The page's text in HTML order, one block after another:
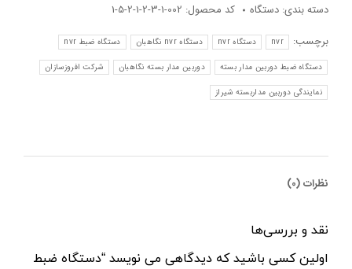
دسته بندی: دستگاه کد محصول: 002-1-3-2-1-2-5-1
برچسب:
nvr دستگاه nvr دستگاه nvr نگاهبان دستگاه ضبط nvr
دستگاه ضبط دوربین مدار بسته دوربین مدار بسته نگاهبان شرکت افروزسازان
نمایندگی دوربین مداربسته شیراز
نظرات (0)
نقد و بررسی‌ها
اولین کسی باشید که دیدگاهی می نویسد “دستگاه ضبط